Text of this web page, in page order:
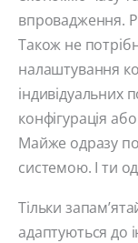
впровадження.
Також не
налаштування
індивідуальних
конфігурація
Майже одразу
системою. І ти
Тільки
адаптуються до